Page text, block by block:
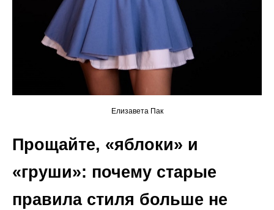
Елизавета Пак
Прощайте, «яблоки» и
«груши»: почему старые
правила стиля больше не